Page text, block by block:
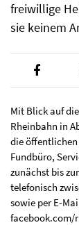
freiwillige
sie keinem
Mit Blick auf
Rheinbahn in
die öffentlichen
Fundbüro,
zunächst bis
telefonisch
sowie per E-
facebook.com/